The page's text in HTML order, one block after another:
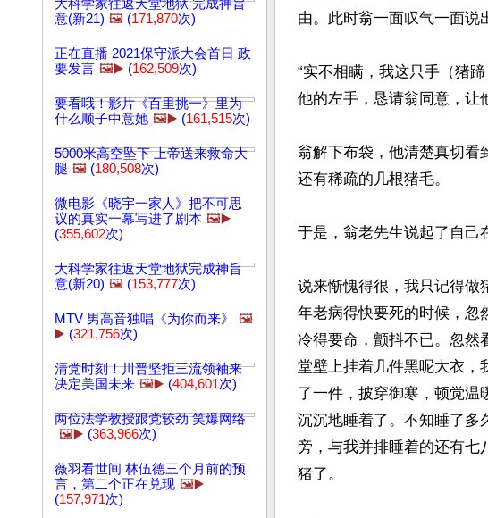
大科学家往返天堂地狱 完成神旨
意(新21) 🖼️ (171,870次)
正在直播 2021保守派大会首日 政
要发言 🖼️▶️ (162,509次)
要看哦！影片《百里挑一》里为
什么顺子中意她 🖼️▶️ (161,515次)
5000米高空坠下 上帝送来救命大
腿 🖼️ (180,508次)
微电影《晓宇一家人》把不可思
议的真实一幕写进了剧本 🖼️▶️
(355,602次)
大科学家往返天堂地狱完成神旨
意(新20) 🖼️ (153,777次)
MTV 男高音独唱《为你而来》
🖼️
▶️ (321,756次)
清党时刻！川普坚拒三流领袖来
决定美国未来 🖼️▶️ (404,601次)
两位法学教授跟党较劲 笑爆网络
🖼️▶️ (363,966次)
薇羽看世间 林伍德三个月前的预
言，第二个正在兑现 🖼️▶️
(157,971次)
由。此时翁一面叹气一面说
“实不相瞒，我这只手（猪
他的左手，恳请翁同意，让
翁解下布袋，他清楚真切看
还有稀疏的几根猪毛。
于是，翁老先生说起了自己
说来惭愧得很，我只记得做
年老病得快要死的时候，忽
冷得要命，颤抖不已。忽然
堂壁上挂着几件黑呢大衣，
了一件，披穿御寒，顿觉温
沉沉地睡着了。不知睡了多
旁，与我并排睡着的还有七
猪了。